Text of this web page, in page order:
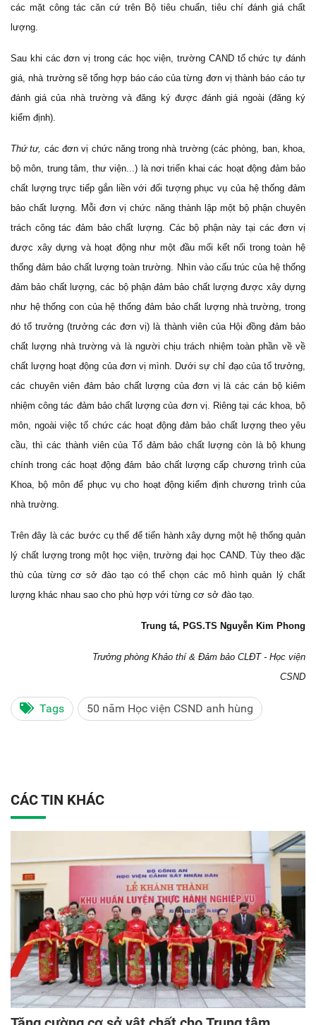
các mặt công tác căn cứ trên Bộ tiêu chuẩn, tiêu chí đánh giá chất
lượng.
Sau khi các đơn vị trong các học viện, trường CAND tổ chức tự đánh
giá, nhà trường sẽ tổng hợp báo cáo của từng đơn vị thành báo cáo tự
đánh giá của nhà trường và đăng ký được đánh giá ngoài (đăng ký
kiểm định).
Thứ tư, các đơn vị chức năng trong nhà trường (các phòng, ban, khoa,
bộ môn, trung tâm, thư viện...) là nơi triển khai các hoạt động đảm bảo
chất lượng trực tiếp gắn liền với đối tượng phục vụ của hệ thống đảm
bảo chất lượng. Mỗi đơn vị chức năng thành lập một bộ phận chuyên
trách công tác đảm bảo chất lượng. Các bộ phận này tại các đơn vị
được xây dựng và hoạt động như một đầu mối kết nối trong toàn hệ
thống đảm bảo chất lượng toàn trường. Nhìn vào cấu trúc của hệ thống
đảm bảo chất lượng, các bộ phận đảm bảo chất lượng được xây dựng
như hệ thống con của hệ thống đảm bảo chất lượng nhà trường, trong
đó tổ trưởng (trưởng các đơn vị) là thành viên của Hội đồng đảm bảo
chất lượng nhà trường và là người chịu trách nhiệm toàn phần về về
chất lượng hoạt động của đơn vị mình. Dưới sự chỉ đạo của tổ trưởng,
các chuyên viên đảm bảo chất lượng của đơn vị là các cán bộ kiêm
nhiệm công tác đảm bảo chất lượng của đơn vị. Riêng tại các khoa, bộ
môn, ngoài việc tổ chức các hoạt động đảm bảo chất lượng theo yêu
cầu, thì các thành viên của Tổ đảm bảo chất lượng còn là bộ khung
chính trong các hoạt động đảm bảo chất lượng cấp chương trình của
Khoa, bộ môn để phục vụ cho hoạt động kiểm định chương trình của
nhà trường.
Trên đây là các bước cụ thể để tiến hành xây dựng một hệ thống quản
lý chất lượng trong một học viện, trường đại học CAND. Tùy theo đặc
thù của từng cơ sở đào tạo có thể chọn các mô hình quản lý chất
lượng khác nhau sao cho phù hợp với từng cơ sở đào tạo.
Trung tá, PGS.TS Nguyễn Kim Phong
Trưởng phòng Khảo thí & Đảm bảo CLĐT - Học viện
CSND
Tags 50 năm Học viện CSND anh hùng
CÁC TIN KHÁC